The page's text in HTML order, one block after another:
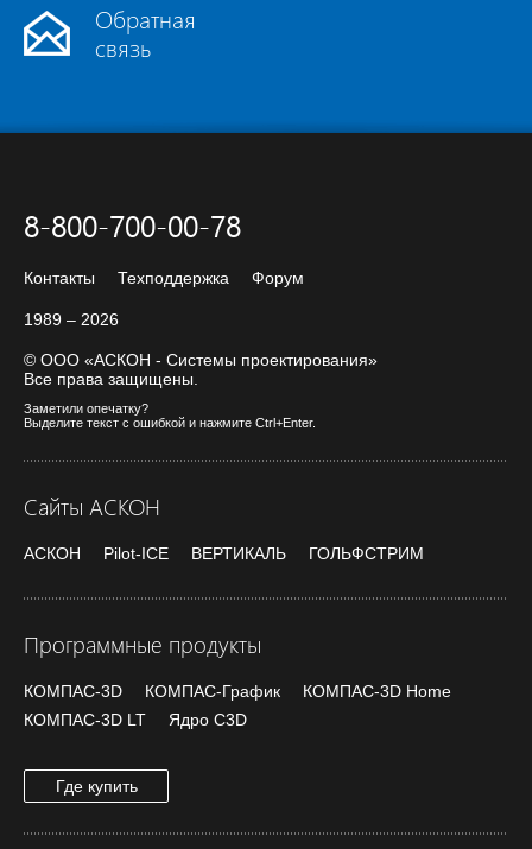
Обратная
связь
8-800-700-00-78
Контакты Техподдержка Форум
1989 – 2026
© ООО «АСКОН - Системы проектирования»
Все права защищены.
Заметили опечатку?
Выделите текст с ошибкой и нажмите Ctrl+Enter.
Сайты АСКОН
АСКОН Pilot-ICE ВЕРТИКАЛЬ ГОЛЬФСТРИМ
Программные продукты
КОМПАС-3D КОМПАС-График
КОМПАС-3D Home
КОМПАС-3D LT
Ядро C3D
Где купить